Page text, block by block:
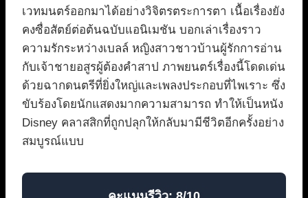
เวทมนตร์ออกมาได้อย่างวิจิตรตระการตา เนื้อเรื่องยัง
คงซื่อสัตย์ต่อต้นฉบับแอนิเมชัน บอกเล่าเรื่องราว
ความรักระหว่างเบลล์ หญิงสาวชาวบ้านผู้รักการอ่าน
กับเจ้าชายอสูรผู้ต้องคำสาป ภาพยนตร์เรื่องนี้โดดเด่น
ด้วยฉากดนตรีที่ยิ่งใหญ่และเพลงประกอบที่ไพเราะ ซึ่ง
ขับร้องโดยนักแสดงมากความสามารถ ทำให้เป็นหนัง
Disney คลาสสิกที่ถูกปลุกให้กลับมามีชีวิตอีกครั้งอย่าง
สมบูรณ์แบบ